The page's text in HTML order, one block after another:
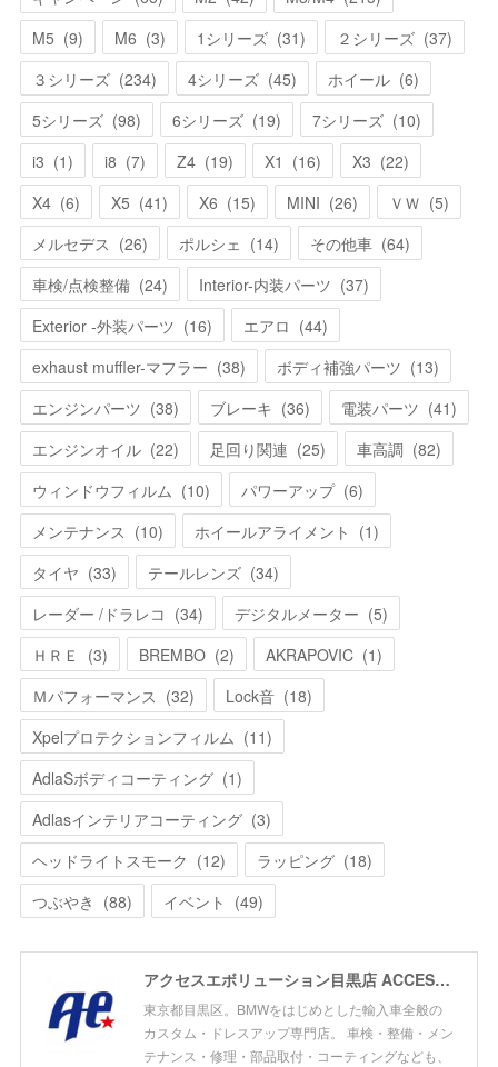
M5 (9) M6 (3) 1シリーズ (31) ２シリーズ (37)
３シリーズ (234) 4シリーズ (45) ホイール (6)
5シリーズ (98) 6シリーズ (19) 7シリーズ (10)
i3 (1) i8 (7) Z4 (19) X1 (16) X3 (22)
X4 (6) X5 (41) X6 (15) MINI (26) ＶＷ (5)
メルセデス (26) ポルシェ (14) その他車 (64)
車検/点検整備 (24) Interior-内装パーツ (37)
Exterior -外装パーツ (16) エアロ (44)
exhaust muffler-マフラー (38) ボディ補強パーツ (13)
エンジンパーツ (38) ブレーキ (36) 電装パーツ (41)
エンジンオイル (22) 足回り関連 (25) 車高調 (82)
ウィンドウフィルム (10) パワーアップ (6)
メンテナンス (10) ホイールアライメント (1)
タイヤ (33) テールレンズ (34)
レーダー /ドラレコ (34) デジタルメーター (5)
ＨＲＥ
(3) BREMBO (2) AKRAPOVIC (1)
Ｍパフォーマンス (32) Lock音 (18)
Xpelプロテクションフィルム (11)
AdlaSボディコーティング (1)
Adlasインテリアコーティング (3)
ヘッドライトスモーク (12) ラッピング (18)
つぶやき (88) イベント (49)
アクセスエボリューション目黒店 ACCESS EVOLUTION MEGURO
東京都目黒区。BMWをはじめとした輸入車全般の
カスタム・ドレスアップ専門店。 車検・整備・メン
テナンス・修理・部品取付・コーティングなども、